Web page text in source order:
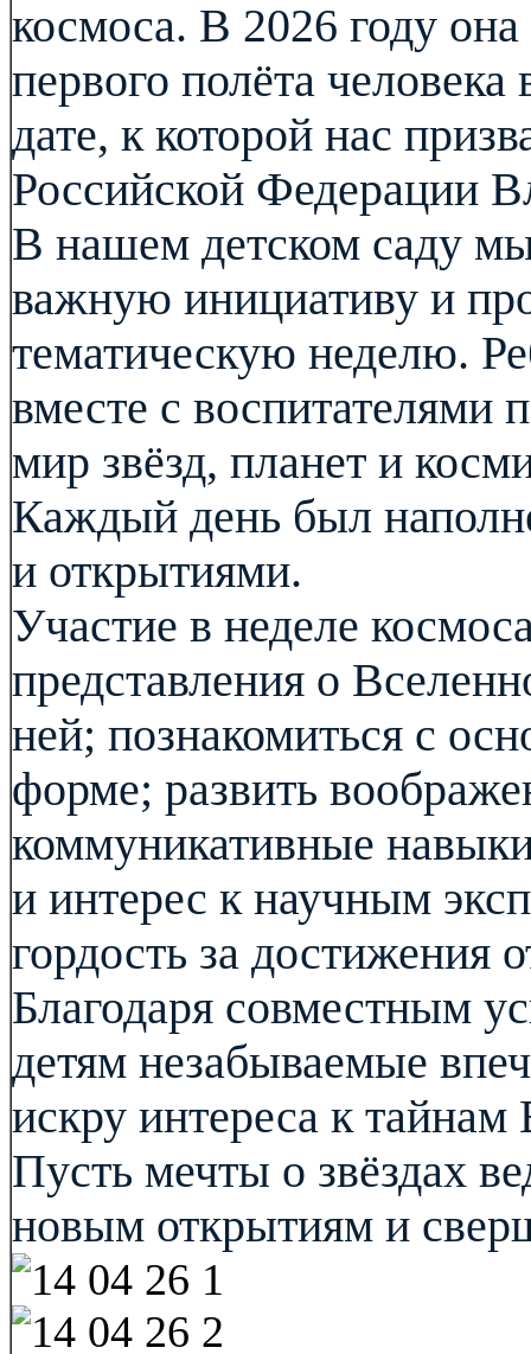
космоса. В 2026 году
первого полёта
дате, к которой нас
Российской Федерации
В нашем детском саду
важную инициативу и
тематическую неделю.
вместе с воспитателями
мир звёзд, планет и
Каждый день был
и открытиями.
Участие в неделе
представления о
ней; познакомиться с
форме; развить
коммуникативные
и интерес к научным
гордость за достижения
Благодаря совместным
детям незабываемые
искру интереса к тайнам
Пусть мечты о звёздах
новым открытиям и